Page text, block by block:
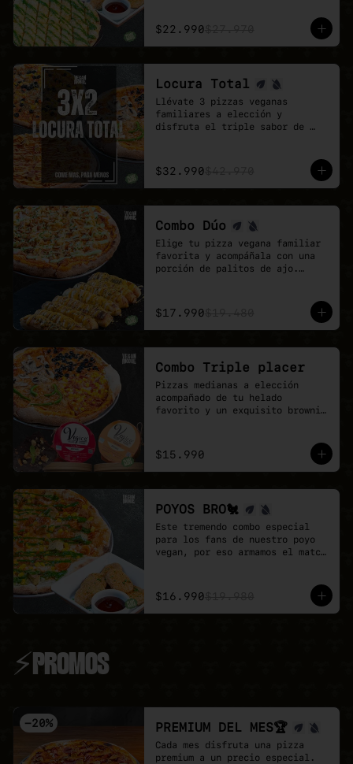
contundente y pensada para
quienes buscan mas sabores.
$22.990
Locura Total
Llévate 3 pizzas veganas
familiares a elección y
disfruta el triple sabor de
reuniones de trabajo o fines de
semana con hambre de pizza
vegana.
$32.990
Combo Dúo
Elige tu pizza vegana familiar
favorita y acompáñala con una
porción de palitos de ajo.
disfrutar todo el sabor de
Veganmobile.
$17.990
Combo Triple placer
Pizzas medianas a elección
acompañado de tu helado
favorito y un exquisito brownie
pizza mediana a familiar!
$15.990
POYOS BRO🐔
Este tremendo combo especial
para los fans de nuestro poyo
vegan, por eso armamos el match
elección + porción de Poyo
Tender + salsa buffalo + salsa
BBQ.
$16.990
⚡PROMOS
-20% PREMIUM DEL MES🏆
Cada mes disfruta una pizza
premium a un precio especial.